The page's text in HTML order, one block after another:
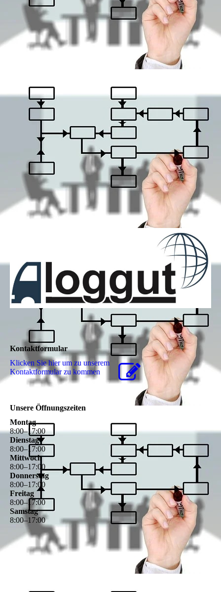
Kontaktformular
Klicken Sie hier um zu unserem
Kon­takt­for­mu­lar zu kommen
Unsere Öffnungszeiten
Montag
8:00–17:00
Dienstag
8:00–17:00
Mittwoch
8:00–17:00
Donnerstag
8:00–17:00
Freitag
8:00–17:00
Samstag
8:00–17:00